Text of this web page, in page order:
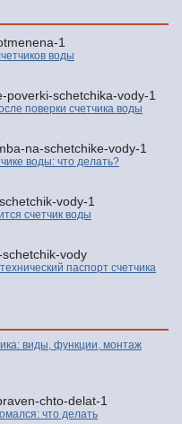
воды
поверки счетчика воды
воды: что делать?
счетчик воды
паспорт счетчика
виды, функции, монтаж
что делать